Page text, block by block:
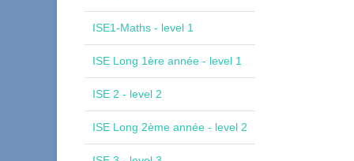
ISE1-Maths - level 1
ISE Long 1ère année - level 1
ISE 2 - level 2
ISE Long 2ème année - level 2